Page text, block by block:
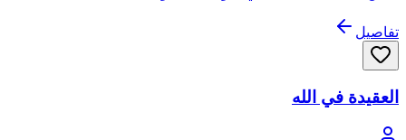
تفاصيل
العقيدة في الله